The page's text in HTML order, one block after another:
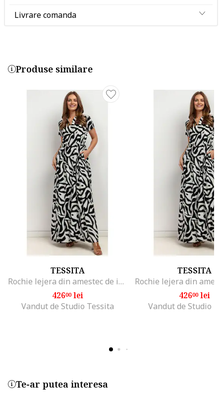
Livrare comanda
Produse similare
TESSITA
Rochie lejera din amestec de in cu buzunare
42600lei
Vandut de Studio Tessita
TESSITA
42600lei
Vandut de Studio
Te-ar putea interesa